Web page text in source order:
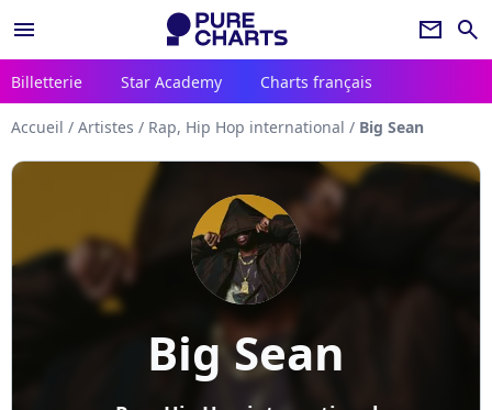
menu newsletter search
Billetterie Star Academy Charts français
Accueil / Artistes / Rap, Hip Hop international / Big Sean
Big Sean